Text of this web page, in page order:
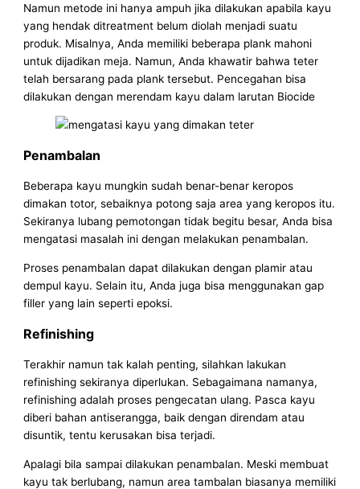
Namun metode ini hanya ampuh jika dilakukan apabila kayu
yang hendak ditreatment belum diolah menjadi suatu
produk. Misalnya, Anda memiliki beberapa plank mahoni
untuk dijadikan meja. Namun, Anda khawatir bahwa teter
telah bersarang pada plank tersebut. Pencegahan bisa
dilakukan dengan merendam kayu dalam larutan Biocide
Penambalan
Beberapa kayu mungkin sudah benar-benar keropos
dimakan totor, sebaiknya potong saja area yang keropos itu.
Sekiranya lubang pemotongan tidak begitu besar, Anda bisa
mengatasi masalah ini dengan melakukan penambalan.
Proses penambalan dapat dilakukan dengan plamir atau
dempul kayu. Selain itu, Anda juga bisa menggunakan gap
filler yang lain seperti epoksi.
Refinishing
Terakhir namun tak kalah penting, silahkan lakukan
refinishing sekiranya diperlukan. Sebagaimana namanya,
refinishing adalah proses pengecatan ulang. Pasca kayu
diberi bahan antiserangga, baik dengan direndam atau
disuntik, tentu kerusakan bisa terjadi.
Apalagi bila sampai dilakukan penambalan. Meski membuat
kayu tak berlubang, namun area tambalan biasanya memiliki